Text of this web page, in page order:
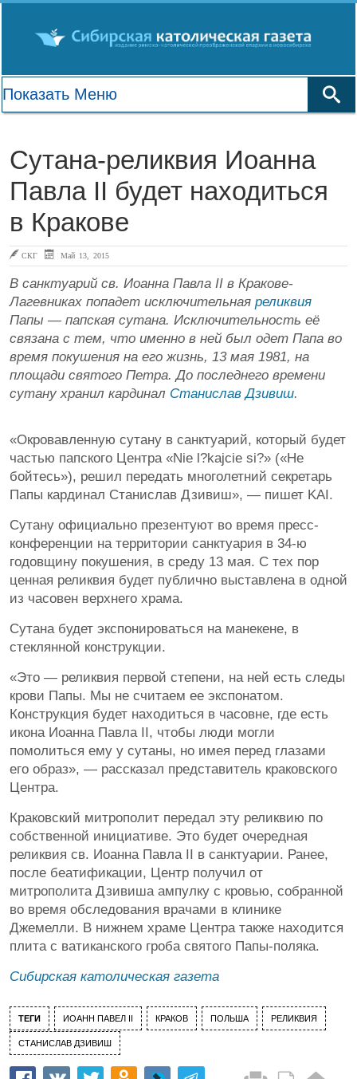
Сутана-реликвия Иоанна
Павла II будет находиться
в Кракове
СКГ Май 13, 2015
В санктуарий св. Иоанна Павла II в Кракове-
Лагевниках попадет исключительная реликвия
Папы — папская сутана. Исключительность её
связана с тем, что именно в ней был одет Папа во
время покушения на его жизнь, 13 мая 1981, на
площади святого Петра. До последнего времени
сутану хранил кардинал Станислав Дзивиш.
«Окровавленную сутану в санктуарий, который будет
частью папского Центра «Nie l?kajcie si?» («Не
бойтесь»), решил передать многолетний секретарь
Папы кардинал Станислав Дзивиш», — пишет KAI.
Сутану официально презентуют во время пресс-
конференции на территории санктуария в 34-ю
годовщину покушения, в среду 13 мая. С тех пор
ценная реликвия будет публично выставлена в одной
из часовен верхнего храма.
Сутана будет экспонироваться на манекене, в
стеклянной конструкции.
«Это — реликвия первой степени, на ней есть следы
крови Папы. Мы не считаем ее экспонатом.
Конструкция будет находиться в часовне, где есть
икона Иоанна Павла II, чтобы люди могли
помолиться ему у сутаны, но имея перед глазами
его образ», — рассказал представитель краковского
Центра.
Краковский митрополит передал эту реликвию по
собственной инициативе. Это будет очередная
реликвия св. Иоанна Павла II в санктуарии. Ранее,
после беатификации, Центр получил от
митрополита Дзивиша ампулку с кровью, собранной
во время обследования врачами в клинике
Джемелли. В нижнем храме Центра также находится
плита с ватиканского гроба святого Папы-поляка.
Сибирская католическая газета
ТЕГИ ИОАНН ПАВЕЛ II КРАКОВ ПОЛЬША РЕЛИКВИЯ
СТАНИСЛАВ ДЗИВИШ